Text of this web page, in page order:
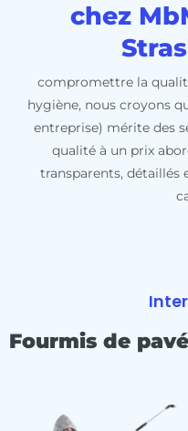
chez
compromettre la
hygiène, nous croyons
entreprise) mérite des
qualité à un prix
transparents, détaillés
Fourmis de pavé